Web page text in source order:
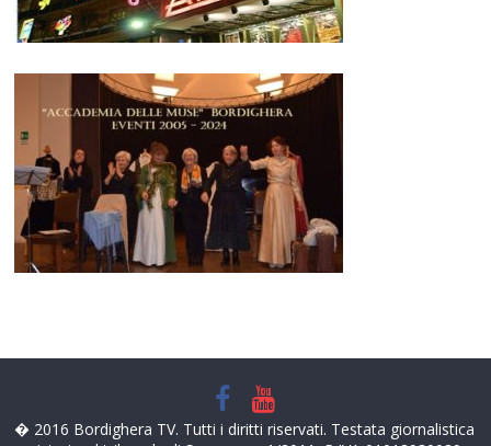
� 2016 Bordighera TV. Tutti i diritti riservati. Testata giornalistica